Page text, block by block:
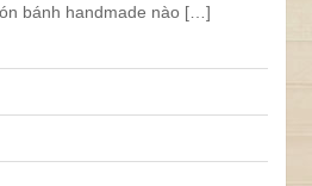
bánh handmade nào […]